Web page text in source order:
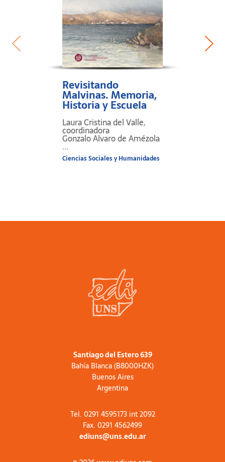
Revisitando
Malvinas. Memoria,
Historia y Escuela
Laura Cristina del Valle,
coordinadora
Gonzalo Alvaro de Amézola
...
Ciencias Sociales y Humanidades
Santiago del Estero 639
Bahía Blanca (B8000HZK)
Buenos Aires
Argentina
Tel. 0291 4595173 int 2092
Fax. 0291 4562499
ediuns@uns.edu.ar